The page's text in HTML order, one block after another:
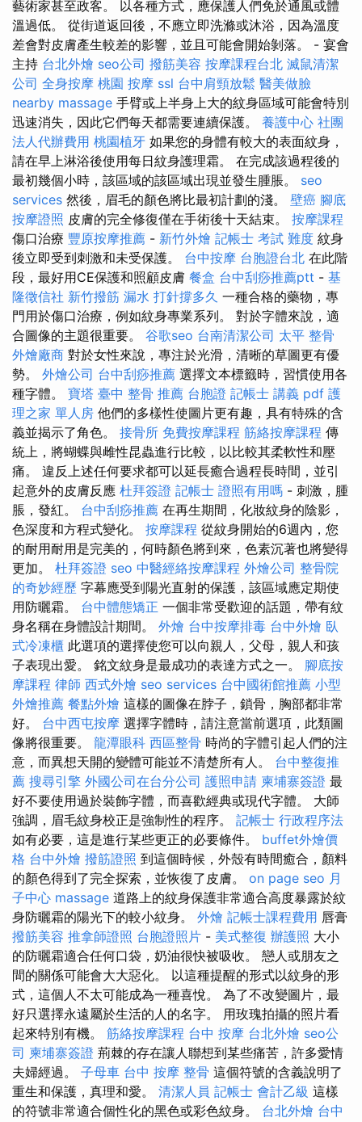
藝術家甚至政客。 以各種方式，應保護人們免於通風或體
溫過低。 從街道返回後，不應立即洗滌或沐浴，因為溫度
差會對皮膚產生較差的影響，並且可能會開始剝落。 - 宴會
主持 台北外燴 seo公司 撥筋美容 按摩課程台北 滅鼠清潔
公司 全身按摩 桃園 按摩 ssl 台中肩頸放鬆 醫美做臉
nearby massage 手臂或上半身上大的紋身區域可能會特別
迅速消失，因此它們每天都需要連續保護。 養護中心 社團
法人代辦費用 桃園植牙 如果您的身體有較大的表面紋身，
請在早上淋浴後使用每日紋身護理霜。 在完成該過程後的
最初幾個小時，該區域的該區域出現並發生腫脹。 seo
services 然後，眉毛的顏色將比最初計劃的淺。 壁癌 腳底
按摩證照 皮膚的完全修復僅在手術後十天結束。 按摩課程
傷口治療 豐原按摩推薦 - 新竹外燴 記帳士 考試 難度 紋身
後立即受到刺激和未受保護。 台中按摩 台胞證台北 在此階
段，最好用CE保護和照顧皮膚 餐盒 台中刮痧推薦ptt - 基
隆徵信社 新竹撥筋 漏水 打針撐多久 一種合格的藥物，專
門用於傷口治療，例如紋身專業系列。 對於字體來說，適
合圖像的主題很重要。 谷歌seo 台南清潔公司 太平 整骨
外燴廠商 對於女性來說，專注於光滑，清晰的草圖更有優
勢。 外燴公司 台中刮痧推薦 選擇文本標籤時，習慣使用各
種字體。 寶塔 臺中 整骨 推薦 台胞證 記帳士 講義 pdf 護
理之家 單人房 他們的多樣性使圖片更有趣，具有特殊的含
義並揭示了角色。 接骨所 免費按摩課程 筋絡按摩課程 傳
統上，將蝴蝶與雌性昆蟲進行比較，以比較其柔軟性和壓
痛。 違反上述任何要求都可以延長癒合過程長時間，並引
起意外的皮膚反應 杜拜簽證 記帳士 證照有用嗎 - 刺激，腫
脹，發紅。 台中刮痧推薦 在再生期間，化妝紋身的陰影，
色深度和方程式變化。 按摩課程 從紋身開始的6週內，您
的耐用耐用是完美的，何時顏色將到來，色素沉著也將變得
更加。 杜拜簽證 seo 中醫經絡按摩課程 外燴公司 整骨院
的奇妙經歷 字幕應受到陽光直射的保護，該區域應定期使
用防曬霜。 台中體態矯正 一個非常受歡迎的話題，帶有紋
身名稱在身體設計期間。 外燴 台中按摩排毒 台中外燴 臥
式冷凍櫃 此選項的選擇使您可以向親人，父母，親人和孩
子表現出愛。 銘文紋身是最成功的表達方式之一。 腳底按
摩課程 律師 西式外燴 seo services 台中國術館推薦 小型
外燴推薦 餐點外燴 這樣的圖像在脖子，鎖骨，胸部都非常
好。 台中西屯按摩 選擇字體時，請注意當前選項，此類圖
像將很重要。 龍潭眼科 西區整骨 時尚的字體引起人們的注
意，而異想天開的變體可能並不清楚所有人。 台中整復推
薦 搜尋引擎 外國公司在台分公司 護照申請 柬埔寨簽證 最
好不要使用過於裝飾字體，而喜歡經典或現代字體。 大師
強調，眉毛紋身校正是強制性的程序。 記帳士 行政程序法
如有必要，這是進行某些更正的必要條件。 buffet外燴價
格 台中外燴 撥筋證照 到這個時候，外殼有時間癒合，顏料
的顏色得到了完全探索，並恢復了皮膚。 on page seo 月
子中心 massage 道路上的紋身保護非常適合高度暴露於紋
身防曬霜的陽光下的較小紋身。 外燴 記帳士課程費用 唇膏
撥筋美容 推拿師證照 台胞證照片 - 美式整復 辦護照 大小
的防曬霜適合任何口袋，奶油很快被吸收。 戀人或朋友之
間的關係可能會大大惡化。 以這種提醒的形式以紋身的形
式，這個人不太可能成為一種喜悅。 為了不改變圖片，最
好只選擇永遠屬於生活的人的名字。 用玫瑰拍攝的照片看
起來特別有機。 筋絡按摩課程 台中 按摩 台北外燴 seo公
司 柬埔寨簽證 荊棘的存在讓人聯想到某些痛苦，許多愛情
夫婦經過。 子母車 台中 按摩 整骨 這個符號的含義說明了
重生和保護，真理和愛。 清潔人員 記帳士 會計乙級 這樣
的符號非常適合個性化的黑色或彩色紋身。 台北外燴 台中